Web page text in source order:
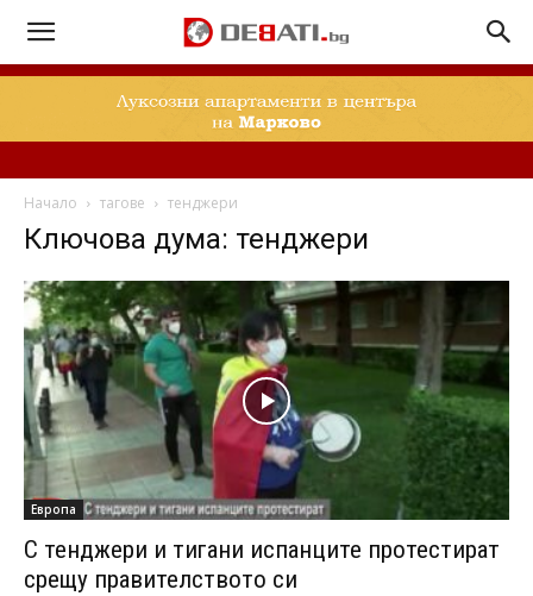
Начало тагове тенджери
Ключова дума: тенджери
Европа
С тенджери и тигани испанците протестират
срещу правителството си